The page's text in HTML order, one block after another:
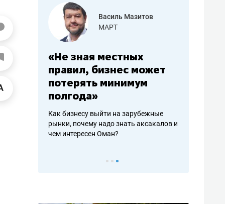
работа
Василь Мазитов
МАРТ
«Не зная местных
правил, бизнес может
потерять минимум
полгода»
Как бизнесу выйти на зарубежные
рынки, почему надо знать аксакалов и
чем интересен Оман?